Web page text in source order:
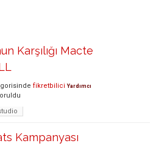
Karşılığı Macte
fikretbilici Yardımcı
Kampanyası